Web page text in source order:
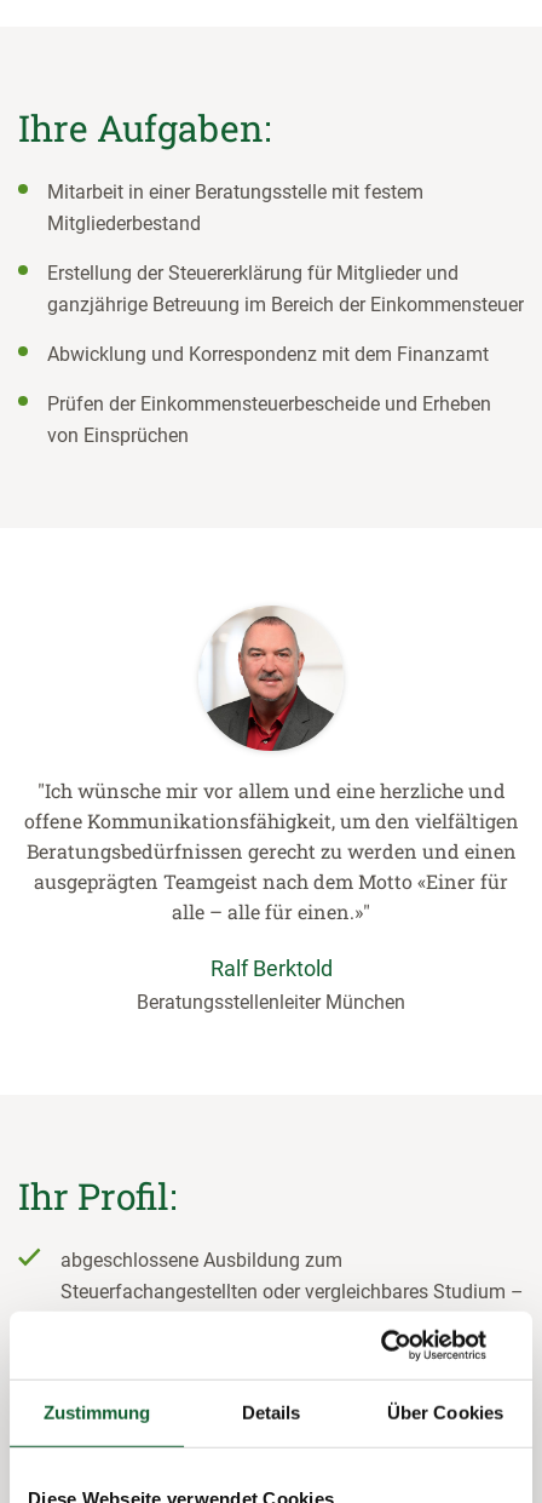
Zustimmung Details Über Cookies
Diese Webseite verwendet Cookies
Ihre Aufgaben:
Mitarbeit in einer Beratungsstelle mit festem
Mitgliederbestand
Erstellung der Steuererklärung für Mitglieder und
ganzjährige Betreuung im Bereich der Einkommensteuer
Abwicklung und Korrespondenz mit dem Finanzamt
Prüfen der Einkommensteuerbescheide und Erheben
von Einsprüchen
"Ich wünsche mir vor allem und eine herzliche und
offene Kommunikationsfähigkeit, um den vielfältigen
Beratungsbedürfnissen gerecht zu werden und einen
ausgeprägten Teamgeist nach dem Motto «Einer für
alle – alle für einen.»"
Ralf Berktold
Beratungsstellenleiter München
Ihr Profil:
abgeschlossene Ausbildung zum
Steuerfachangestellten oder vergleichbares Studium –
Steuerfachwirte oder Bilanzbuchhalter sind
willkommene Experten